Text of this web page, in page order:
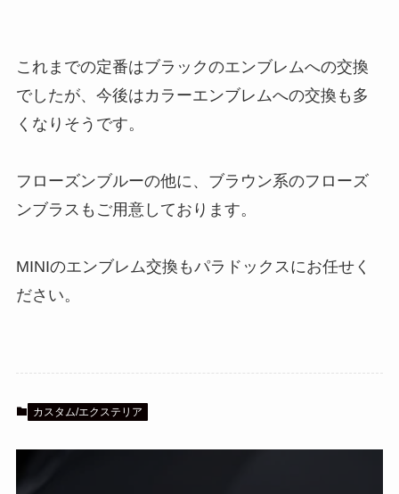
これまでの定番はブラックのエンブレムへの交換
でしたが、今後はカラーエンブレムへの交換も多
くなりそうです。
フローズンブルーの他に、ブラウン系のフローズ
ンブラスもご用意しております。
MINIのエンブレム交換もパラドックスにお任せく
ださい。
カスタム/エクステリア